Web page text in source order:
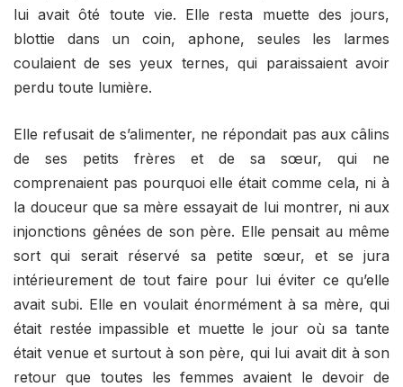
lui avait ôté toute vie. Elle resta muette des jours,
blottie dans un coin, aphone, seules les larmes
coulaient de ses yeux ternes, qui paraissaient avoir
perdu toute lumière.
Elle refusait de s’alimenter, ne répondait pas aux câlins
de ses petits frères et de sa sœur, qui ne
comprenaient pas pourquoi elle était comme cela, ni à
la douceur que sa mère essayait de lui montrer, ni aux
injonctions gênées de son père. Elle pensait au même
sort qui serait réservé sa petite sœur, et se jura
intérieurement de tout faire pour lui éviter ce qu’elle
avait subi. Elle en voulait énormément à sa mère, qui
était restée impassible et muette le jour où sa tante
était venue et surtout à son père, qui lui avait dit à son
retour que toutes les femmes avaient le devoir de